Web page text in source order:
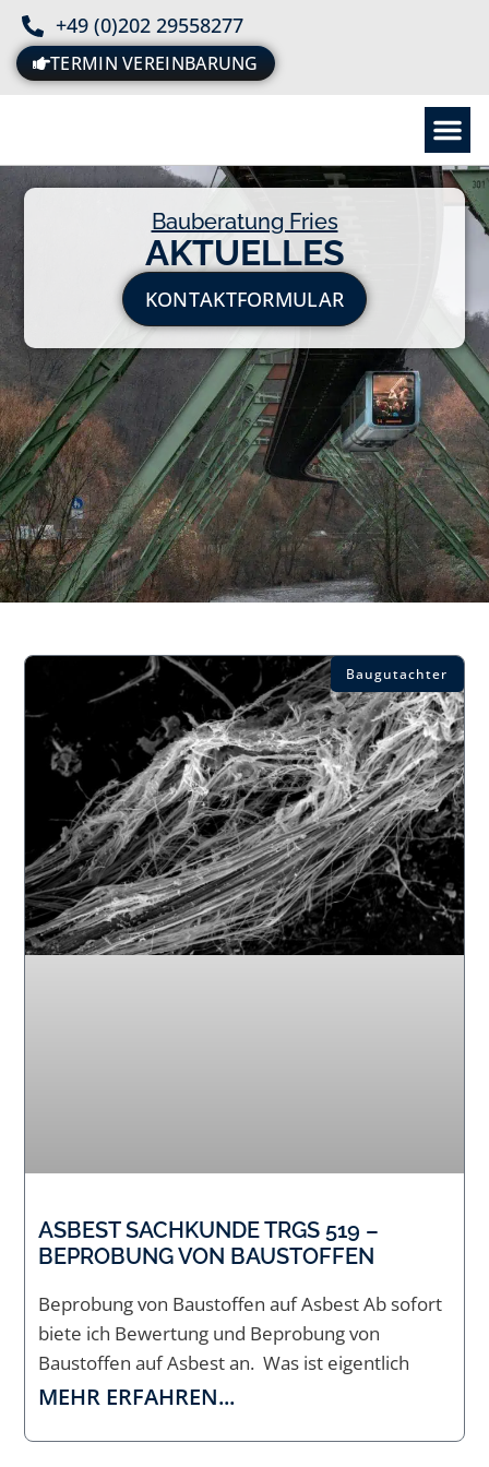
+49 (0)202 29558277
TERMIN VEREINBARUNG
Bauberatung Fries
AKTUELLES
KONTAKTFORMULAR
Baugutachter
ASBEST SACHKUNDE TRGS 519 –
BEPROBUNG VON BAUSTOFFEN
Beprobung von Baustoffen auf Asbest Ab sofort
biete ich Bewertung und Beprobung von
Baustoffen auf Asbest an. Was ist eigentlich
MEHR ERFAHREN...